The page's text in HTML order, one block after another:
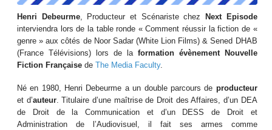
Henri Debeurme, Producteur et Scénariste chez
Next Episode
interviendra lors de la table ronde « Comment réussir la fiction de «
genre » aux côtés de Noor Sadar (White Lion Films) & Sened DHAB
(France Télévisions) lors de la formation évènement Nouvelle
Fiction Française deThe Media Faculty.
Né en 1980, Henri Debeurme a un double parcours de producteur
et d’auteur. Titulaire d’une maîtrise de Droit des Affaires, d’un DEA
de Droit de la Communication et d’un DESS de Droit et
Administration de l’Audiovisuel, il fait ses armes comme